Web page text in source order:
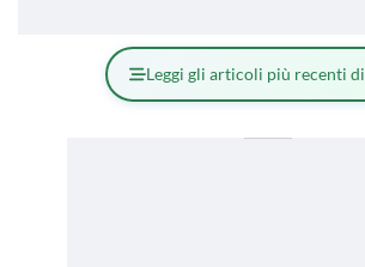
Leggi gli articoli più recenti di